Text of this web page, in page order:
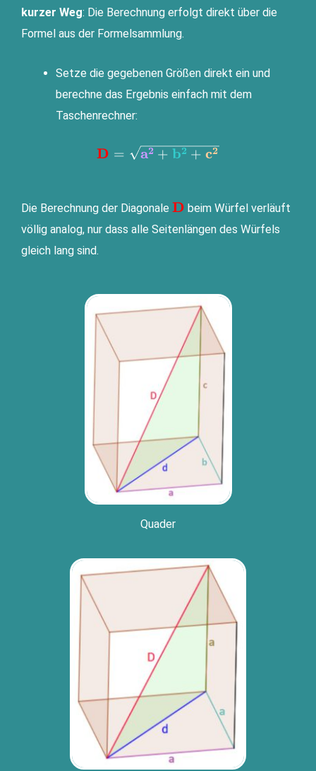
kur­zer Weg: Die Berech­nung erfolgt direkt über die
For­mel aus der Formelsammlung.
Set­ze die gege­be­nen Grö­ßen direkt ein und
berech­ne das Ergeb­nis ein­fach mit dem
Taschenrechner:
D = a2 + b2 + c2
Die Berech­nung der Dia­go­na­le D beim Wür­fel ver­läuft
völ­lig ana­log, nur dass alle Sei­ten­län­gen des Wür­fels
gleich lang sind.
Qua­der